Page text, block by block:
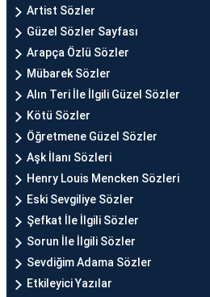
Artist Sözler
Güzel Sözler Sayfası
Arapça Özlü Sözler
Mübarek Sözler
Alın Teri İle İlgili Güzel Sözler
Kötü Sözler
Öğretmene Güzel Sözler
Aşk İlanı Sözleri
Henry Louis Mencken Sözleri
Eski Sevgiliye Sözler
Şefkat İle İlgili Sözler
Sorun İle İlgili Sözler
Sevdiğim Adama Sözler
Etkileyici Yazılar